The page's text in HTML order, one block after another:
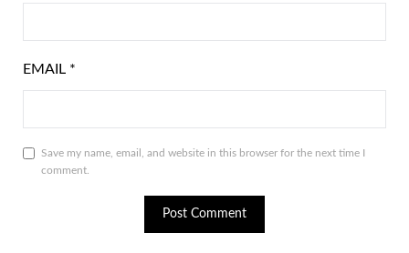
EMAIL *
Save my name, email, and website in this browser for the next time I
comment.